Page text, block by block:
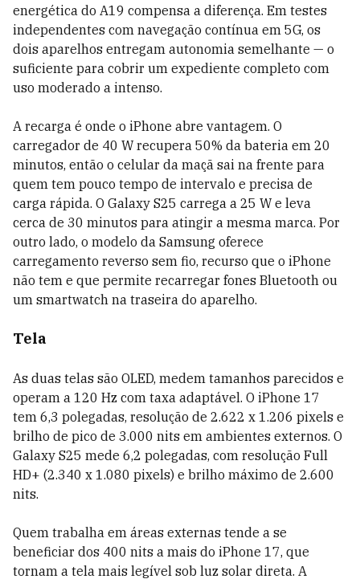
energética do A19 compensa a diferença. Em testes
independentes com navegação contínua em 5G, os
dois aparelhos entregam autonomia semelhante — o
suficiente para cobrir um expediente completo com
uso moderado a intenso.
A recarga é onde o iPhone abre vantagem. O
carregador de 40 W recupera 50% da bateria em 20
minutos, então o celular da maçã sai na frente para
quem tem pouco tempo de intervalo e precisa de
carga rápida. O Galaxy S25 carrega a 25 W e leva
cerca de 30 minutos para atingir a mesma marca. Por
outro lado, o modelo da Samsung oferece
carregamento reverso sem fio, recurso que o iPhone
não tem e que permite recarregar fones Bluetooth ou
um smartwatch na traseira do aparelho.
Tela
As duas telas são OLED, medem tamanhos parecidos e
operam a 120 Hz com taxa adaptável. O iPhone 17
tem 6,3 polegadas, resolução de 2.622 x 1.206 pixels e
brilho de pico de 3.000 nits em ambientes externos. O
Galaxy S25 mede 6,2 polegadas, com resolução Full
HD+ (2.340 x 1.080 pixels) e brilho máximo de 2.600
nits.
Quem trabalha em áreas externas tende a se
beneficiar dos 400 nits a mais do iPhone 17, que
tornam a tela mais legível sob luz solar direta. A